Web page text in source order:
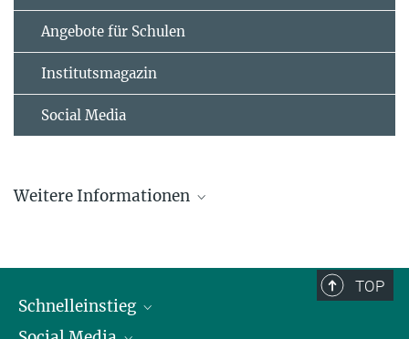
Angebote für Schulen
Institutsmagazin
Social Media
Weitere Informationen
mechanismen im Ubiquitin-System
TOP
Schnelleinstieg